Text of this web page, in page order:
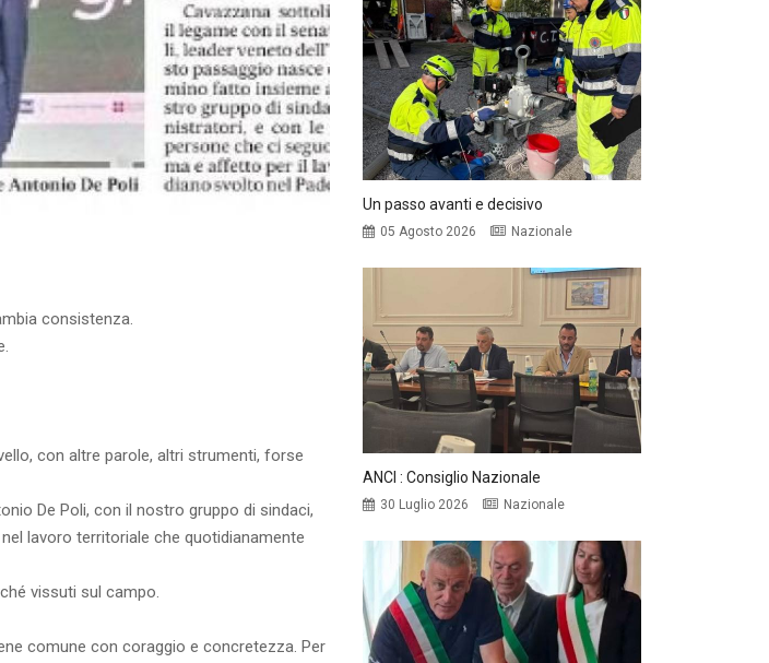
consistenza.
con altre parole, altri strumenti, forse
De Poli, con il nostro gruppo di sindaci,
lavoro territoriale che quotidianamente
vissuti sul campo.
comune con coraggio e concretezza. Per
Un passo avanti e decisivo
05 Agosto 2026 Nazionale
ANCI : Consiglio Nazionale
30 Luglio 2026 Nazionale